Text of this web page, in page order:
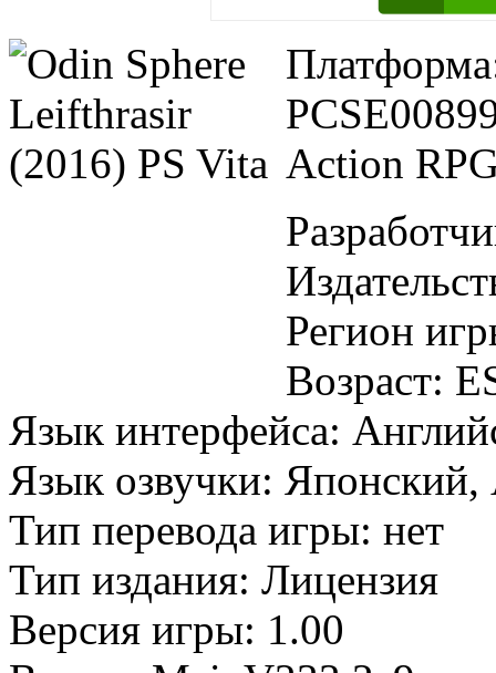
Action
Регион
Возраст:
Язык интерфейса:
Язык озвучки: Японский,
Тип перевода игры: нет
Тип издания: Лицензия
Версия игры: 1.00